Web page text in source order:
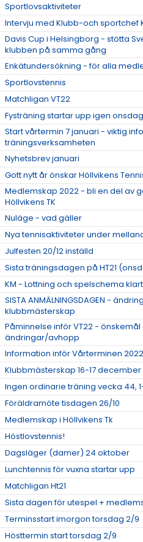
Sportlovsaktiviteter
Intervju med Klubb-och sportchef
Davis Cup i Helsingborg - stötta
klubben på samma gång
Enkätundersökning - för alla
Sportlovstennis
Matchligan VT22
Fysträning startar upp igen
Start vårtermin 7 januari - viktig
träningsverksamheten
Nyhetsbrev januari
Gott nytt år önskar Höllvikens
Medlemskap 2022 - bli en del av
Höllvikens TK
Nuläge - vad gäller
Nya tennisaktiviteter under
Julfesten 20/12 inställd
Sista träningsdagen på HT21
KM - Lottning och spelschema klart
SISTA ANMÄLNINGSDAGEN -
klubbmästerskap
Påminnelse inför VT22 - önskemål
ändringar/avhopp
Information inför Vårterminen 2022
Klubbmästerskap 16-17 december
Ingen ordinarie träning vecka 44, 1-
Föräldramöte tisdagen 26/10
Medlemskap i Höllvikens Tk
Höstlovstennis!
Dagsläger (damer) 24 oktober
Lunchtennis för vuxna startar upp
Matchligan Ht21
Sista dagen för utespel +
Terminsstart imorgon torsdag 2/9
Hösttermin start torsdag 2/9